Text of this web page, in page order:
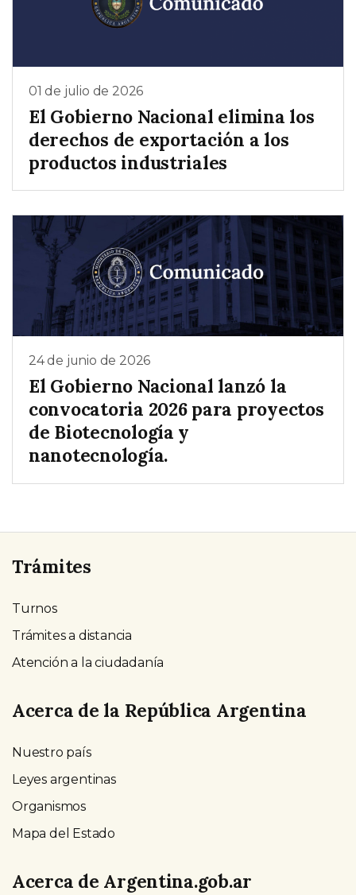
01 de julio de 2026
El Gobierno Nacional elimina los
derechos de exportación a los
productos industriales
24 de junio de 2026
El Gobierno Nacional lanzó la
convocatoria 2026 para proyectos
de Biotecnología y
nanotecnología.
Trámites
Turnos
Trámites a distancia
Atención a la ciudadanía
Acerca de la República Argentina
Nuestro país
Leyes argentinas
Organismos
Mapa del Estado
Acerca de Argentina.gob.ar